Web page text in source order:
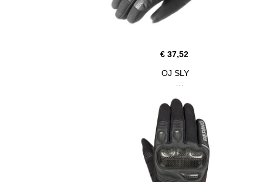
€ 37,52
OJ SLY